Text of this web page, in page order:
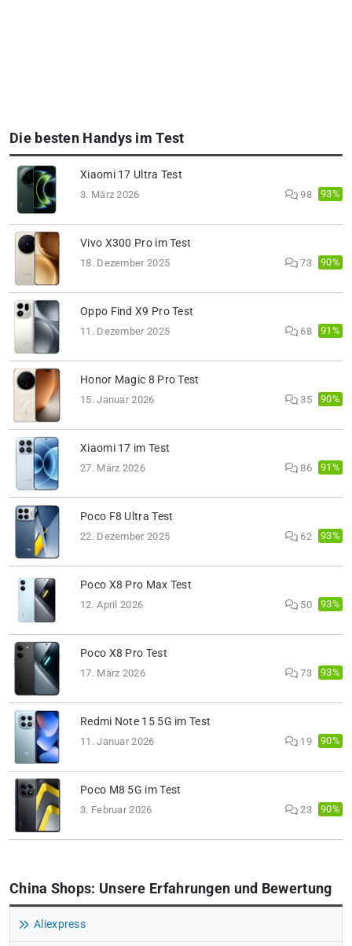
Die besten Handys im Test
Xiaomi 17 Ultra Test
3. März 2026 98 93%
Vivo X300 Pro im Test
18. Dezember 2025 73 90%
Oppo Find X9 Pro Test
11. Dezember 2025 68 91%
Honor Magic 8 Pro Test
15. Januar 2026 35 90%
Xiaomi 17 im Test
27. März 2026 86 91%
Poco F8 Ultra Test
22. Dezember 2025 62 93%
Poco X8 Pro Max Test
12. April 2026 50 93%
Poco X8 Pro Test
17. März 2026 73 93%
Redmi Note 15 5G im Test
11. Januar 2026 19 90%
Poco M8 5G im Test
3. Februar 2026 23 90%
China Shops: Unsere Erfahrungen und Bewertung
Aliexpress